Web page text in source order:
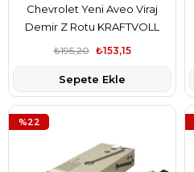
Chevrolet Yeni Aveo Viraj
Demir Z Rotu KRAFTVOLL
Marka₺153,15
₺195,20
Sepete Ekle
%22